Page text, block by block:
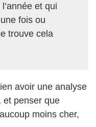
et qui
fois ou
trouve cela
avoir une analyse
et penser que
moins cher,